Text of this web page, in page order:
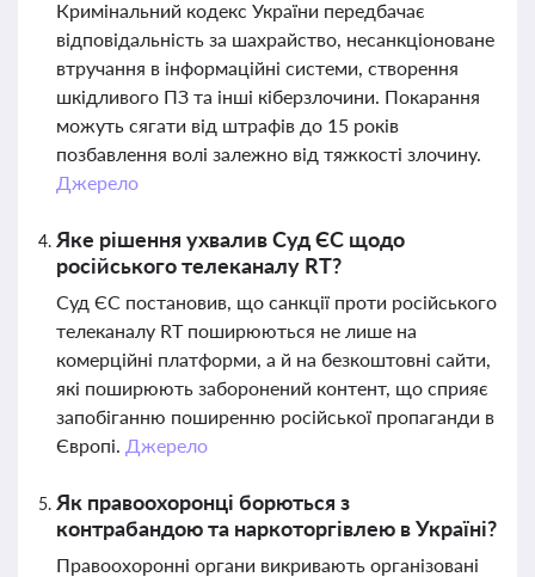
Кримінальний кодекс України передбачає
відповідальність за шахрайство, несанкціоноване
втручання в інформаційні системи, створення
шкідливого ПЗ та інші кіберзлочини. Покарання
можуть сягати від штрафів до 15 років
позбавлення волі залежно від тяжкості злочину.
Джерело
Яке рішення ухвалив Суд ЄС щодо
російського телеканалу RT?
Суд ЄС постановив, що санкції проти російського
телеканалу RT поширюються не лише на
комерційні платформи, а й на безкоштовні сайти,
які поширюють заборонений контент, що сприяє
запобіганню поширенню російської пропаганди в
Європі. Джерело
Як правоохоронці борються з
контрабандою та наркоторгівлею в Україні?
Правоохоронні органи викривають організовані